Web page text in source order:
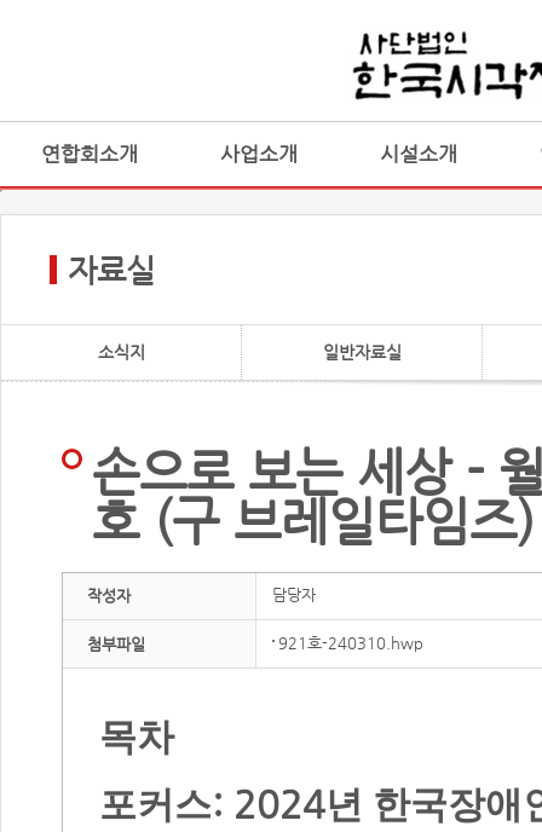
연합회소개 사업소개 시설소개
자료실
소식지 일반자료실
손으로 보는 세상 -
호 (구 브레일타임즈)
작성자 담당자
첨부파일 921호-240310.hwp
목차
포커스: 2024년 한국장애